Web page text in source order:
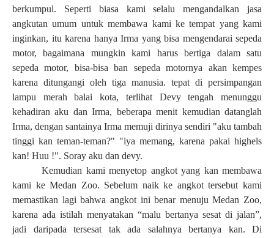
berkumpul. Seperti biasa kami selalu mengandalkan jasa
angkutan umum untuk membawa kami ke tempat yang kami
inginkan, itu karena hanya Irma yang bisa mengendarai sepeda
motor, bagaimana mungkin kami harus bertiga dalam satu
sepeda motor, bisa-bisa ban sepeda motornya akan kempes
karena ditungangi oleh tiga manusia. tepat di persimpangan
lampu merah balaikota, terlihat Devy tengah menunggu
kehadiran aku dan Irma, beberapa menit kemudian datanglah
Irma, dengan santainya Irma memuji dirinya sendiri "aku tambah
tinggi kan teman-teman?" "iya memang, karena pakai highels
kan! Huu !". Soray aku dan devy.
Kemudian kami menyetop angkot yang kan membawa
kami ke Medan Zoo. Sebelum naik ke angkot tersebut kami
memastikan lagi bahwa angkot ini benar menuju Medan Zoo,
karena ada istilah menyatakan “malu bertanya sesat di jalan”,
jadi daripada tersesat tak ada salahnya bertanya kan. Di